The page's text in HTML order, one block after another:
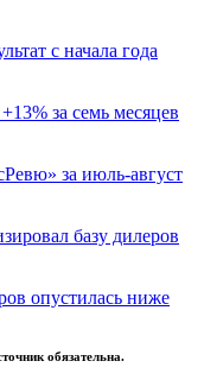
с начала года
за семь месяцев
за июль-август
базу дилеров
опустилась ниже
обязательна.